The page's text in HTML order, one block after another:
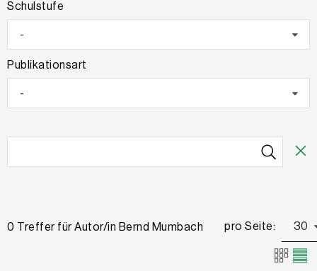
Schulstufe
-
Publikationsart
-
0 Treffer für Autor/in Bernd Mumbach pro Seite: 30